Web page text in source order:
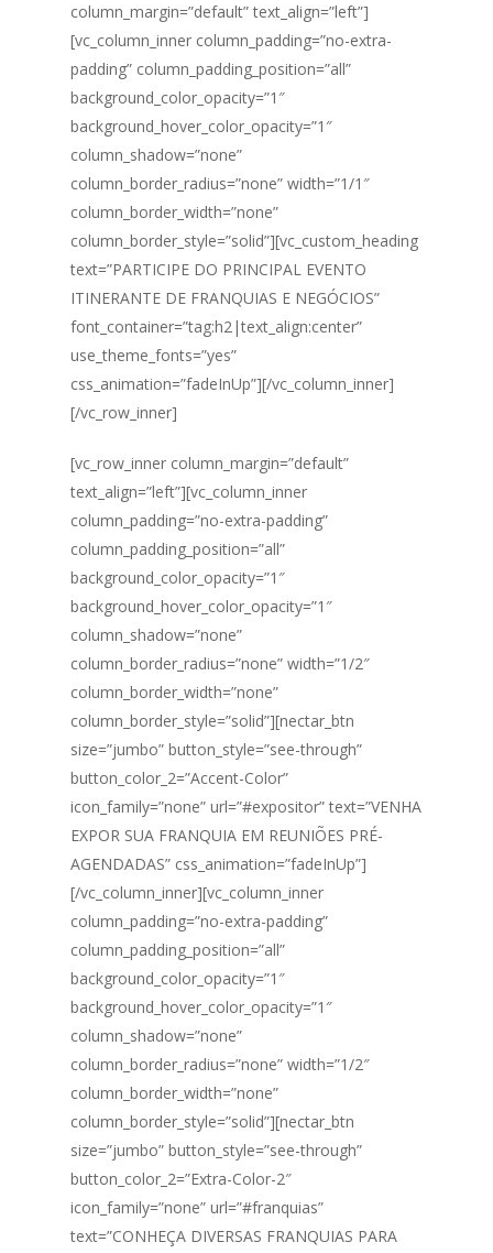
column_margin=”default” text_align=”left”]
[vc_column_inner column_padding=”no-extra-
padding” column_padding_position=”all”
background_color_opacity=”1″
background_hover_color_opacity=”1″
column_shadow=”none”
column_border_radius=”none” width=”1/1″
column_border_width=”none”
column_border_style=”solid”][vc_custom_heading
text=”PARTICIPE DO PRINCIPAL EVENTO
ITINERANTE DE FRANQUIAS E NEGÓCIOS”
font_container=”tag:h2|text_align:center”
use_theme_fonts=”yes”
css_animation=”fadeInUp”][/vc_column_inner]
[/vc_row_inner]
[vc_row_inner column_margin=”default”
text_align=”left”][vc_column_inner
column_padding=”no-extra-padding”
column_padding_position=”all”
background_color_opacity=”1″
background_hover_color_opacity=”1″
column_shadow=”none”
column_border_radius=”none” width=”1/2″
column_border_width=”none”
column_border_style=”solid”][nectar_btn
size=”jumbo” button_style=”see-through”
button_color_2=”Accent-Color”
icon_family=”none” url=”#expositor” text=”VENHA
EXPOR SUA FRANQUIA EM REUNIÕES PRÉ-
AGENDADAS” css_animation=”fadeInUp”]
[/vc_column_inner][vc_column_inner
column_padding=”no-extra-padding”
column_padding_position=”all”
background_color_opacity=”1″
background_hover_color_opacity=”1″
column_shadow=”none”
column_border_radius=”none” width=”1/2″
column_border_width=”none”
column_border_style=”solid”][nectar_btn
size=”jumbo” button_style=”see-through”
button_color_2=”Extra-Color-2″
icon_family=”none” url=”#franquias”
text=”CONHEÇA DIVERSAS FRANQUIAS PARA